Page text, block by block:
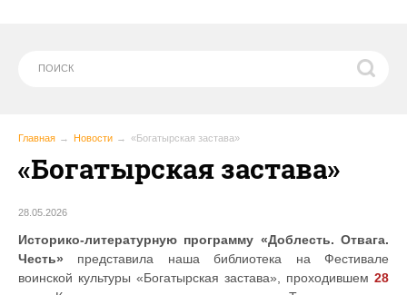
Главная Новости «Богатырская застава»
«Богатырская застава»
28.05.2026
Историко-литературную программу «Доблесть. Отвага.
Честь» представила наша библиотека на Фестивале
воинской культуры «Богатырская застава», проходившем 28